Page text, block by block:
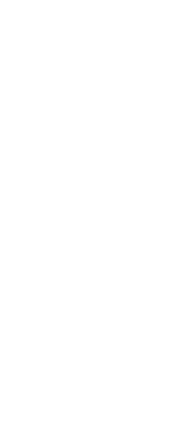
ficar sem médico de
alerta associação
com enfarte
revela estudo
do pulmão são